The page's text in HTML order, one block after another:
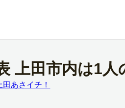
上田市内は1人
あさイチ！